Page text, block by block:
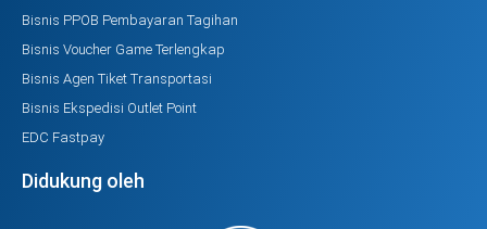
Bisnis PPOB Pembayaran Tagihan
Bisnis Voucher Game Terlengkap
Bisnis Agen Tiket Transportasi
Bisnis Ekspedisi Outlet Point
EDC Fastpay
Didukung oleh